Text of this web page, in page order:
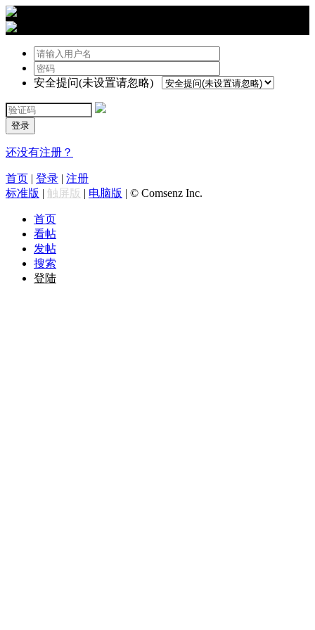
安全提问(未设置请忽略)
登录
还没有注册？
首页 | 登录 | 注册
标准版 | 触屏版 | 电脑版 | © Comsenz Inc.
首页
看帖
发帖
搜索
登陆